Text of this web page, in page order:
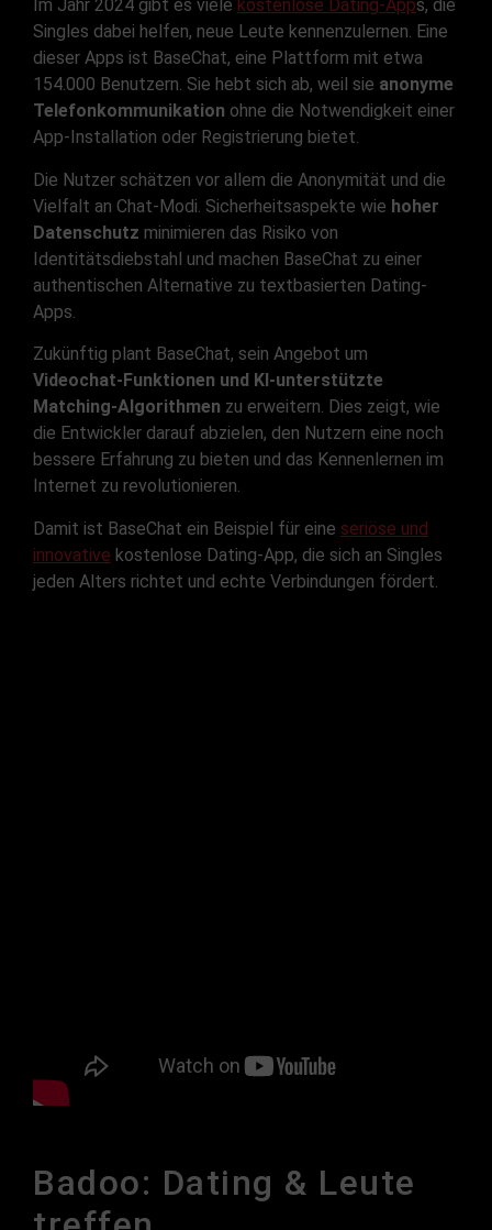
Im Jahr 2024 gibt es viele kostenlose Dating-Apps, die
Singles dabei helfen, neue Leute kennenzulernen. Eine
dieser Apps ist BaseChat, eine Plattform mit etwa
154.000 Benutzern. Sie hebt sich ab, weil sie anonyme
Telefonkommunikation ohne die Notwendigkeit einer
App-Installation oder Registrierung bietet.
Die Nutzer schätzen vor allem die Anonymität und die
Vielfalt an Chat-Modi. Sicherheitsaspekte wie hoher
Datenschutz minimieren das Risiko von
Identitätsdiebstahl und machen BaseChat zu einer
authentischen Alternative zu textbasierten Dating-
Apps.
Zukünftig plant BaseChat, sein Angebot um
Videochat-Funktionen und KI-unterstützte
Matching-Algorithmen zu erweitern. Dies zeigt, wie
die Entwickler darauf abzielen, den Nutzern eine noch
bessere Erfahrung zu bieten und das Kennenlernen im
Internet zu revolutionieren.
Damit ist BaseChat ein Beispiel für eine seriöse und
innovative kostenlose Dating-App, die sich an Singles
jeden Alters richtet und echte Verbindungen fördert.
Badoo: Dating & Leute